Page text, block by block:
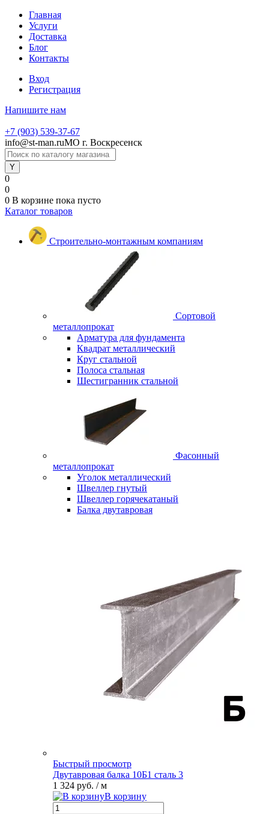
Главная
Услуги
Доставка
Блог
Контакты
Вход
Регистрация
Напишите нам
+7 (903) 539-37-67
info@st-man.ruМО г. Воскресенск
0
0
0 В корзине пока пусто
Каталог товаров
Строительно-монтажным компаниям
Сортовой
металлопрокат
Арматура для фундамента
Квадрат металлический
Круг стальной
Полоса стальная
Шестигранник стальной
Фасонный
металлопрокат
Уголок металлический
Швеллер гнутый
Швеллер горячекатаный
Балка двутавровая
Быстрый просмотр
Двутавровая балка 10Б1 сталь 3
1 324 руб. / м
В корзину